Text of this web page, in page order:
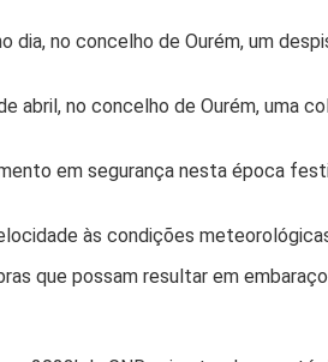
dia, no concelho de Ourém, um
abril, no concelho de Ourém, uma
em segurança nesta época
às condições
que possam resultar em